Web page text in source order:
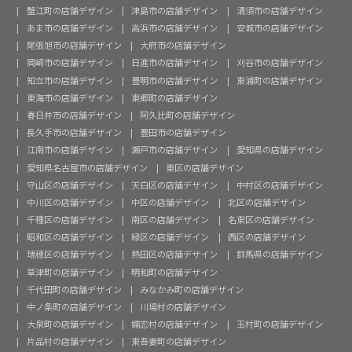
蟹江町の店舗デザイン 津島市の店舗デザイン
清須市の店舗デザイン
あま市の店舗デザイン
高浜市の店舗デザイン
安城市の店舗デザイン
尾張旭市の店舗デザイン
大府市の店舗デザイン
岡崎市の店舗デザイン
日進市の店舗デザイン
刈谷市の店舗デザイン
知立市の店舗デザイン
豊明市の店舗デザイン
東浦町の店舗デザイン
東海市の店舗デザイン
東郷町の店舗デザイン
春日井市の店舗デザイン
阿久比町の店舗デザイン
長久手市の店舗デザイン
豊田市の店舗デザイン
江南市の店舗デザイン
瀬戸市の店舗デザイン
愛知県の店舗デザイン
愛知県名古屋市の店舗デザイン
東区の店舗デザイン
守山区の店舗デザイン
天白区の店舗デザイン
中村区の店舗デザイン
中川区の店舗デザイン
中区の店舗デザイン
北区の店舗デザイン
千種区の店舗デザイン
南区の店舗デザイン
名東区の店舗デザイン
昭和区の店舗デザイン
緑区の店舗デザイン
西区の店舗デザイン
瑞穂区の店舗デザイン
熱田区の店舗デザイン
群馬県の店舗デザイン
草津町の店舗デザイン
明和町の店舗デザイン
千代田町の店舗デザイン
みなかみ町の店舗デザイン
中ノ条町の店舗デザイン
川場村の店舗デザイン
大泉町の店舗デザイン
嬬恋村の店舗デザイン
玉村町の店舗デザイン
片品村の店舗デザイン
東吾妻町の店舗デザイン